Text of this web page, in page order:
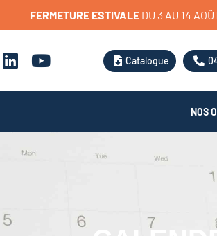
FERMETURE ESTIVALE DU 3 AU 14 AOÛ
Catalogue
NOS